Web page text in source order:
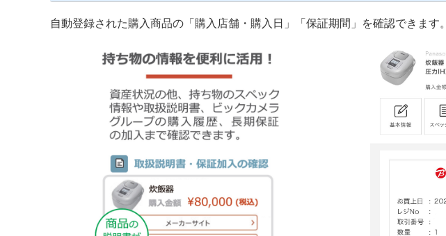
自動登録された購入商品の「購入店舗・購入日」「保証期間」を確認できます。